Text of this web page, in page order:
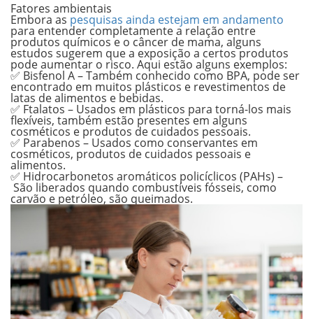
Fatores ambientais
Embora as pesquisas ainda estejam em andamento
para entender completamente a relação entre
produtos químicos e o câncer de mama, alguns
estudos sugerem que a exposição a certos produtos
pode aumentar o risco. Aqui estão alguns exemplos:
✅ Bisfenol A –Também conhecido como BPA, pode ser
encontrado em muitos plásticos e revestimentos de
latas de alimentos e bebidas.
✅ Ftalatos – Usados em plásticos para torná-los mais
flexíveis, também estão presentes em alguns
cosméticos e produtos de cuidados pessoais.
✅ Parabenos – Usados como conservantes em
cosméticos, produtos de cuidados pessoais e
alimentos.
✅ Hidrocarbonetos aromáticos policíclicos (PAHs) –
São liberados quando combustíveis fósseis, como
carvão e petróleo, são queimados.